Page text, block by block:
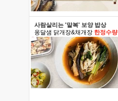
사람살리는 '말복' 보양 밥상
옹달샘 닭개장&채개장 한정수량